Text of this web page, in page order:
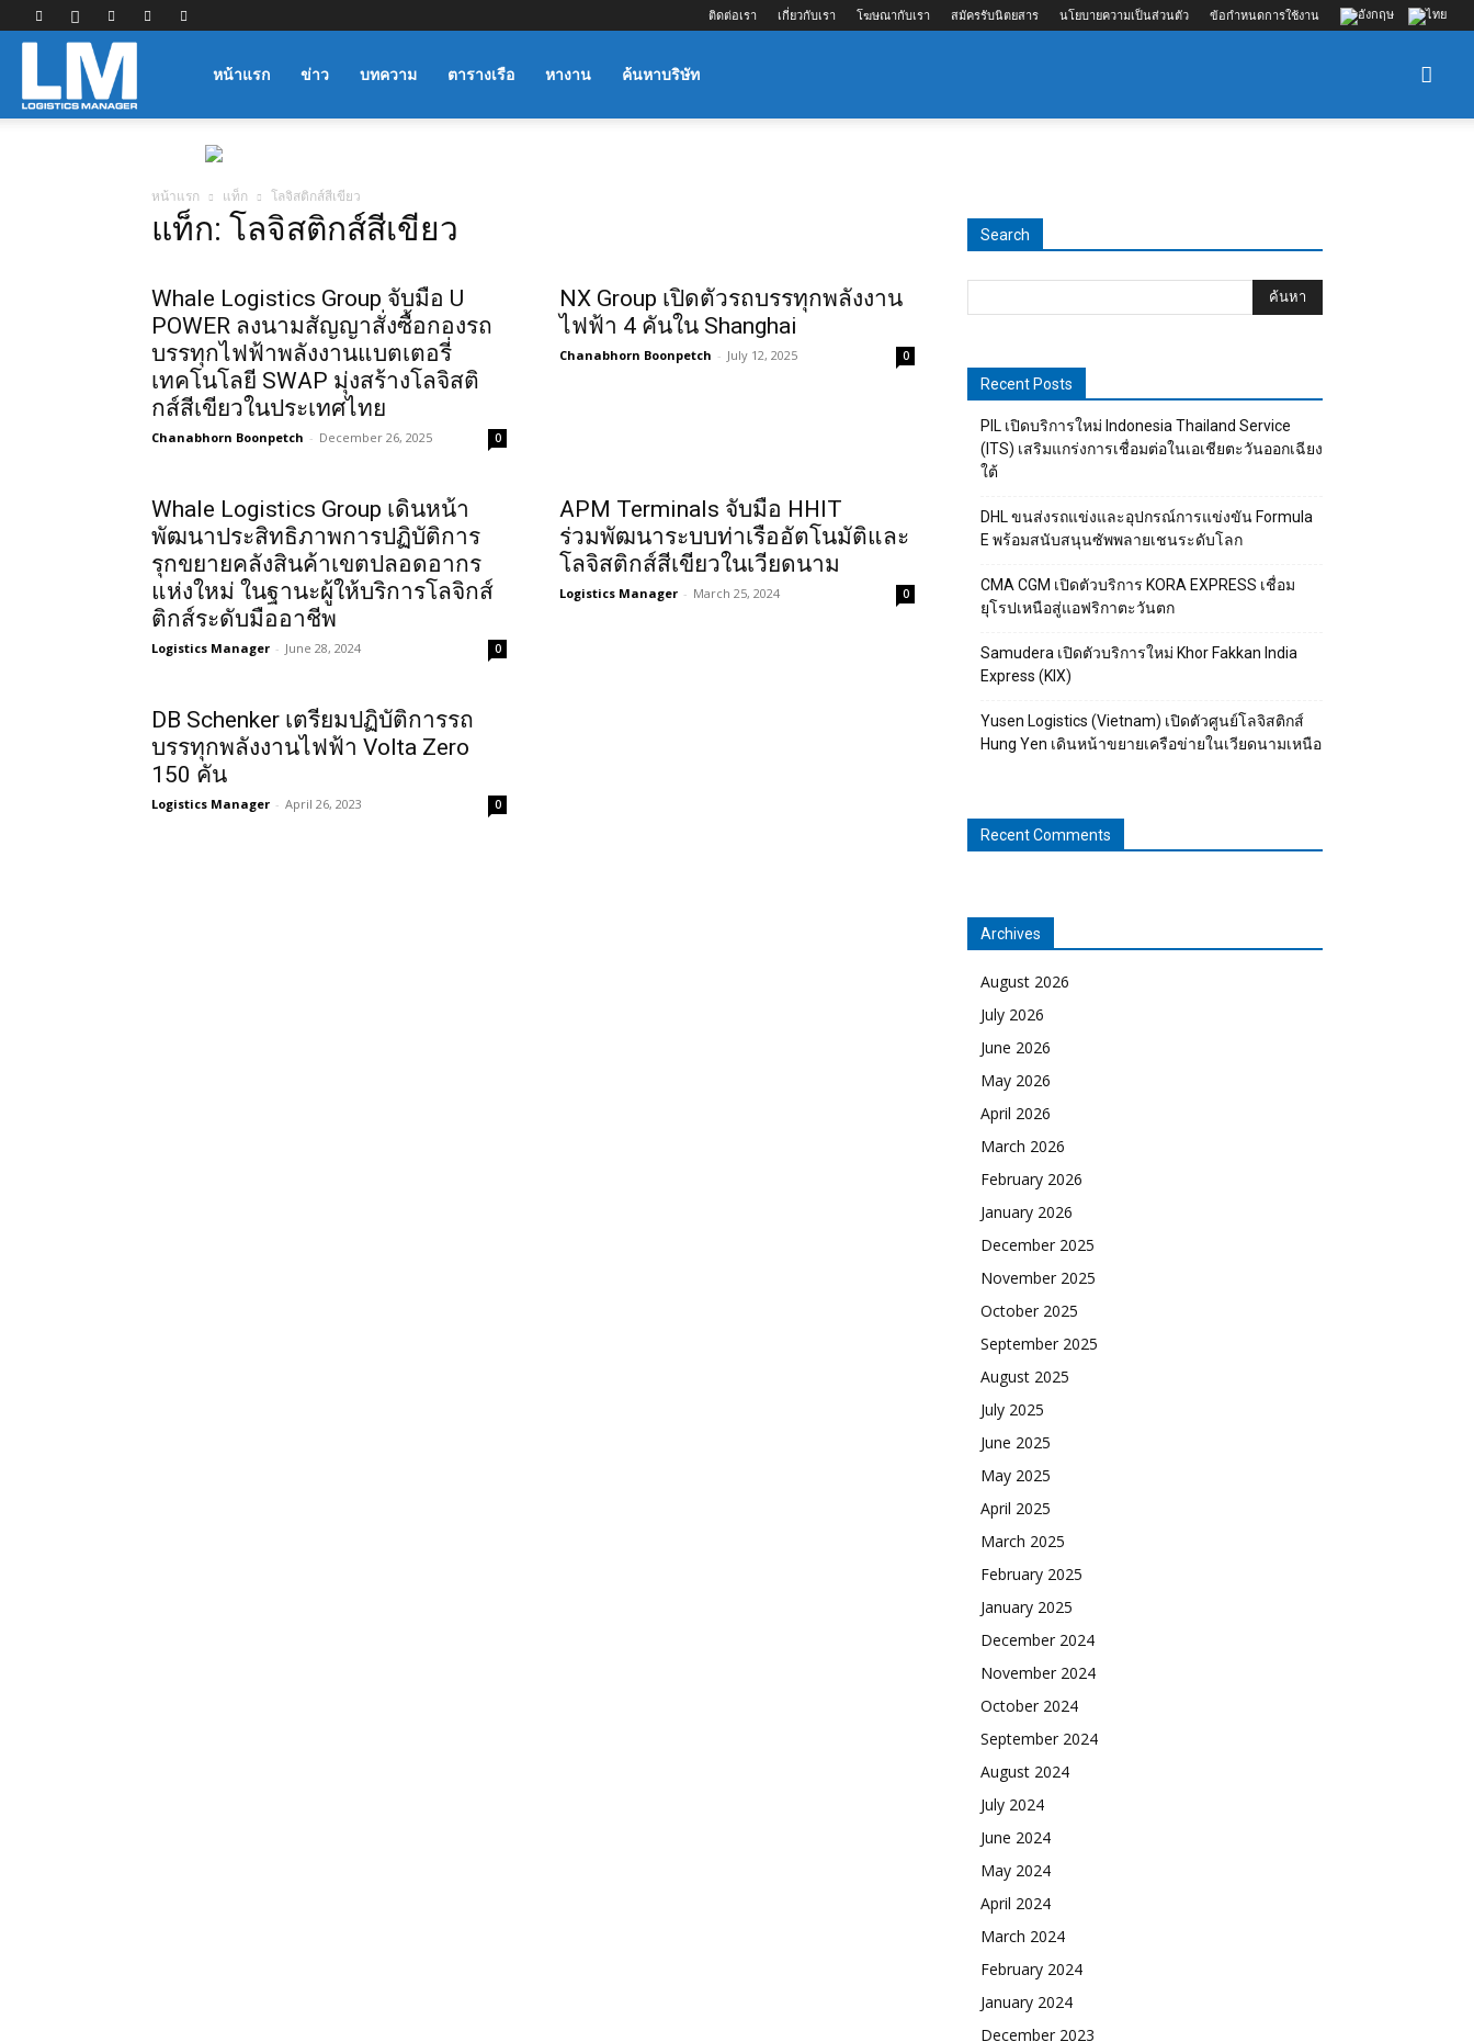
ติดต่อเรา เกี่ยวกับเรา โฆษณากับเรา สมัครรับนิตยสาร นโยบายความเป็นส่วนตัว ข้อกำหนดการใช้งาน
Logistics
Manager
หน้าแรก ข่าว บทความ ตารางเรือ หางาน ค้นหาบริษัท
หน้าแรก แท็ก โลจิสติกส์สีเขียว
แท็ก: โลจิสติกส์สีเขียว
Whale Logistics Group จับมือ U
POWER ลงนามสัญญาสั่งซื้อกองรถ
บรรทุกไฟฟ้าพลังงานแบตเตอรี่
เทคโนโลยี SWAP มุ่งสร้างโลจิสติ
กส์สีเขียวในประเทศไทย
Chanabhorn Boonpetch - December 26, 2025 0
NX Group เปิดตัวรถบรรทุกพลังงาน
ไฟฟ้า 4 คันใน Shanghai
Chanabhorn Boonpetch - July 12, 2025 0
Whale Logistics Group เดินหน้า
พัฒนาประสิทธิภาพการปฏิบัติการ
รุกขยายคลังสินค้าเขตปลอดอากร
แห่งใหม่ ในฐานะผู้ให้บริการโลจิกส์
ติกส์ระดับมืออาชีพ
Logistics Manager - June 28, 2024 0
APM Terminals จับมือ HHIT
ร่วมพัฒนาระบบท่าเรืออัตโนมัติและ
โลจิสติกส์สีเขียวในเวียดนาม
Logistics Manager - March 25, 2024 0
DB Schenker เตรียมปฏิบัติการรถ
บรรทุกพลังงานไฟฟ้า Volta Zero
150 คัน
Logistics Manager - April 26, 2023 0
Search
Recent Posts
PIL เปิดบริการใหม่ Indonesia Thailand Service
(ITS) เสริมแกร่งการเชื่อมต่อในเอเชียตะวันออกเฉียง
ใต้
DHL ขนส่งรถแข่งและอุปกรณ์การแข่งขัน Formula
E พร้อมสนับสนุนซัพพลายเชนระดับโลก
CMA CGM เปิดตัวบริการ KORA EXPRESS เชื่อม
ยุโรปเหนือสู่แอฟริกาตะวันตก
Samudera เปิดตัวบริการใหม่ Khor Fakkan India
Express (KIX)
Yusen Logistics (Vietnam) เปิดตัวศูนย์โลจิสติกส์
Hung Yen เดินหน้าขยายเครือข่ายในเวียดนามเหนือ
Recent Comments
Archives
August 2026
July 2026
June 2026
May 2026
April 2026
March 2026
February 2026
January 2026
December 2025
November 2025
October 2025
September 2025
August 2025
July 2025
June 2025
May 2025
April 2025
March 2025
February 2025
January 2025
December 2024
November 2024
October 2024
September 2024
August 2024
July 2024
June 2024
May 2024
April 2024
March 2024
February 2024
January 2024
December 2023